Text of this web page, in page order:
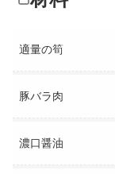
適量の筍
豚バラ肉
濃口醤油